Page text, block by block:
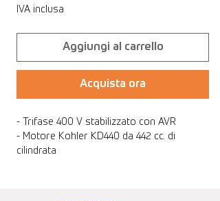
IVA inclusa
Aggiungi al carrello
Acquista ora
- Trifase 400 V stabilizzato con AVR
- Motore Kohler KD440 da 442 cc. di
cilindrata